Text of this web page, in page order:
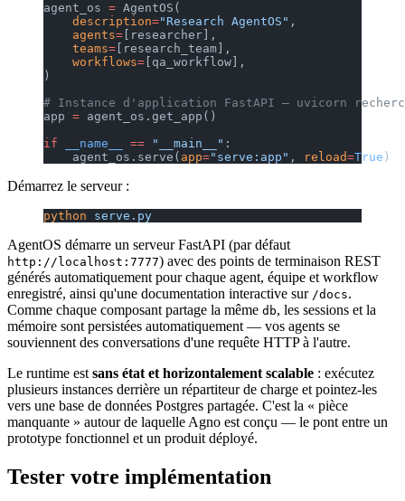
agent_os = AgentOS(
    description
="Research AgentOS" ,
    agents
= [researcher],
    teams
= [research_team],
    workflows
= [qa_workflow],
)
# Instance d'application FastAPI — uvicorn
app = agent_os.get_app()
if __name__ == "__main__" :
    agent_os.serve(
app="serve:app" , reload=True )
Démarrez le serveur :
python serve.py
AgentOS démarre un serveur FastAPI (par défaut
http://localhost:7777) avec des points de terminaison REST
générés automatiquement pour chaque agent, équipe et workflow
enregistré, ainsi qu'une documentation interactive sur /docs.
Comme chaque composant partage la même db, les sessions et la
mémoire sont persistées automatiquement — vos agents se
souviennent des conversations d'une requête HTTP à l'autre.
Le runtime est sans état et horizontalement scalable : exécutez
plusieurs instances derrière un répartiteur de charge et pointez-les
vers une base de données Postgres partagée. C'est la « pièce
manquante » autour de laquelle Agno est conçu — le pont entre un
prototype fonctionnel et un produit déployé.
Tester votre implémentation